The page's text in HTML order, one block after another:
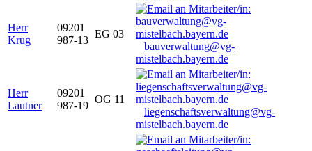
Herr
Krug
09201
987-13
EG 03
bauverwaltung@vg-
mistelbach.bayern.de
Herr
Lautner
09201
987-19
OG 11
liegenschaftsverwaltung@vg-
mistelbach.bayern.de